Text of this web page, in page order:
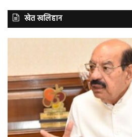
खेत खलिहान